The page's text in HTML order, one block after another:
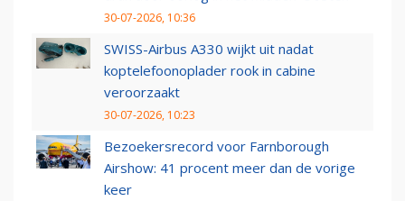
30-07-2026, 10:36
SWISS-Airbus A330 wijkt uit nadat
koptelefoonoplader rook in cabine
veroorzaakt
30-07-2026, 10:23
Bezoekersrecord voor Farnborough
Airshow: 41 procent meer dan de vorige
keer